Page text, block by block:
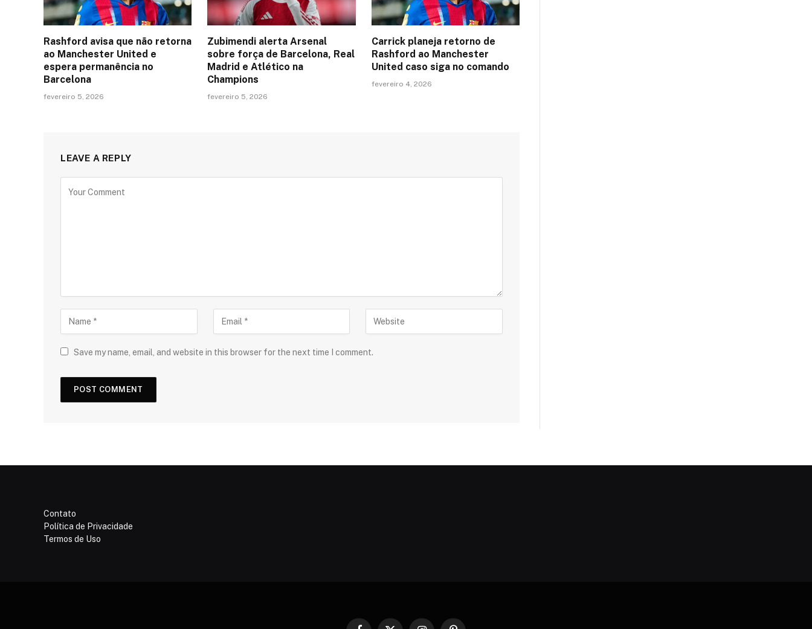
Rashford avisa que não retorna
ao Manchester United e
espera permanência no
Barcelona
fevereiro 5, 2026
Zubimendi alerta Arsenal
sobre força de Barcelona, Real
Madrid e Atlético na
Champions
fevereiro 5, 2026
Carrick planeja retorno de
Rashford ao Manchester
United caso siga no comando
fevereiro 4, 2026
LEAVE A REPLY
Save my name, email, and website in this browser for the next time I comment.
Contato
Política de Privacidade
Termos de Uso